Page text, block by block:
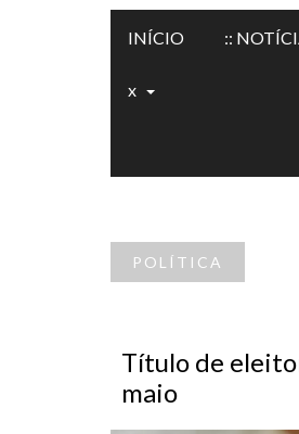
INÍCIO ::
x
POLÍTICA
Título de
maio